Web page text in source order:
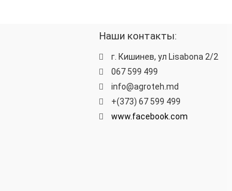
Наши контакты:
г. Кишинев, ул Lisabona 2/2
067 599 499
info@agroteh.md
+(373) 67 599 499
www.facebook.com